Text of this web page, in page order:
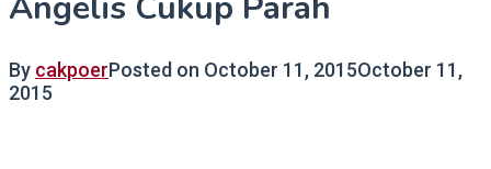
By cakpoerPosted on October 11, 2015October 11,
2015